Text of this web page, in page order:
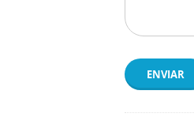
ENVIAR